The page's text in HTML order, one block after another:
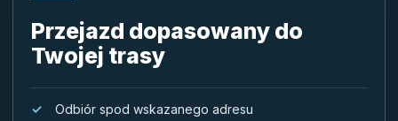
Przejazd dopasowany do
Twojej trasy
Odbiór spod wskazanego adresu